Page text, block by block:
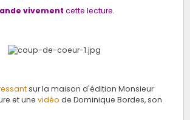
vivement cette lecture.
sur la maison d'édition Monsieur
et une vidéo de Dominique Bordes, son